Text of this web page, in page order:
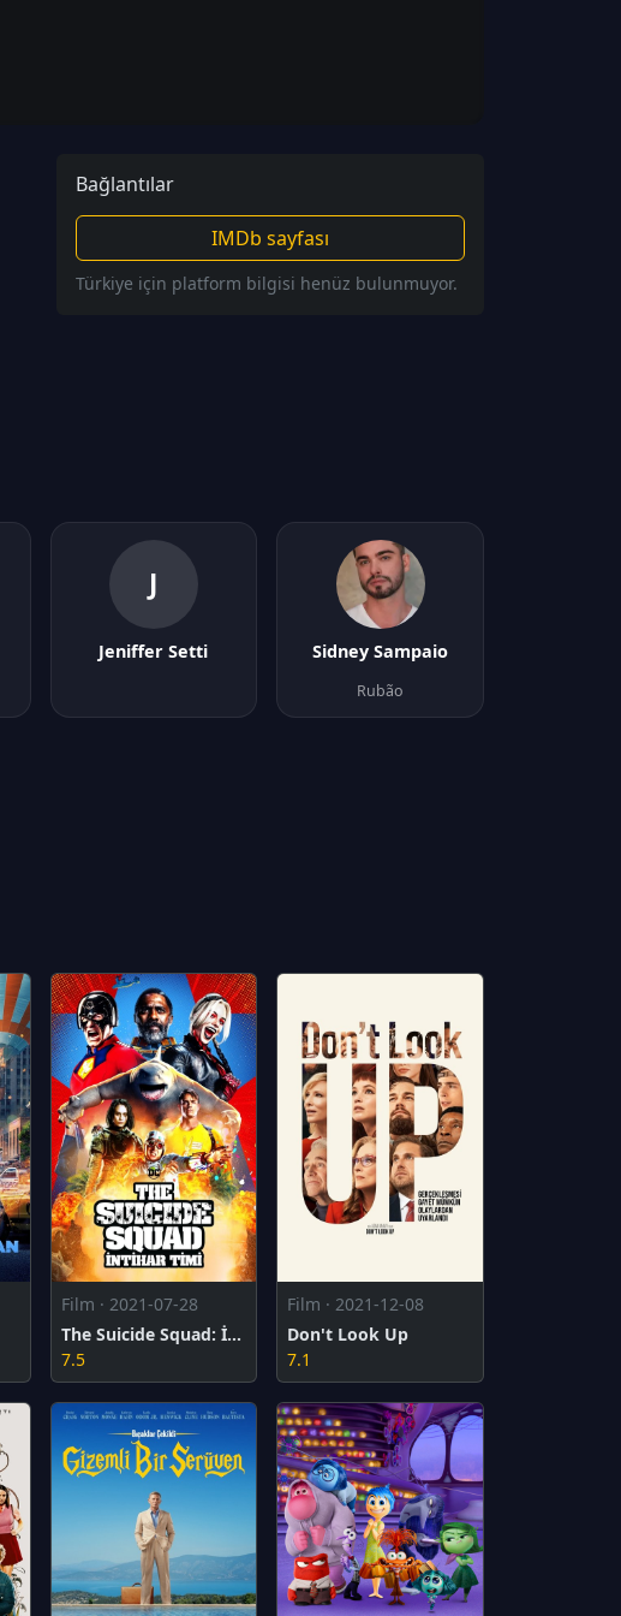
Bağlantılar
IMDb sayfası
Türkiye için platform bilgisi henüz bulunmuyor.
J
Jeniffer Setti Sidney Sampaio
Rubão
Film · 2021-07-28
The Suicide Squad: İntihar Timi
7.5
Film · 2021-12-08
Don't Look Up
7.1